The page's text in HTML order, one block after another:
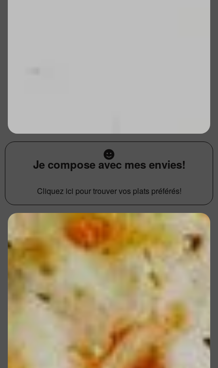
Je compose avec mes envies!
Cliquez ici pour trouver vos plats préférés!